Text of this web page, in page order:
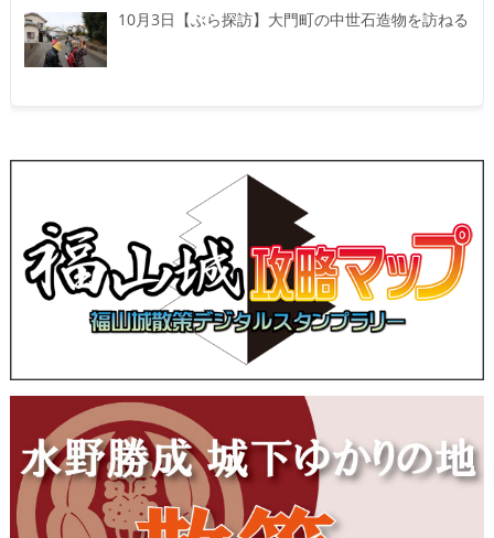
10月3日【ぶら探訪】大門町の中世石造物を訪ねる